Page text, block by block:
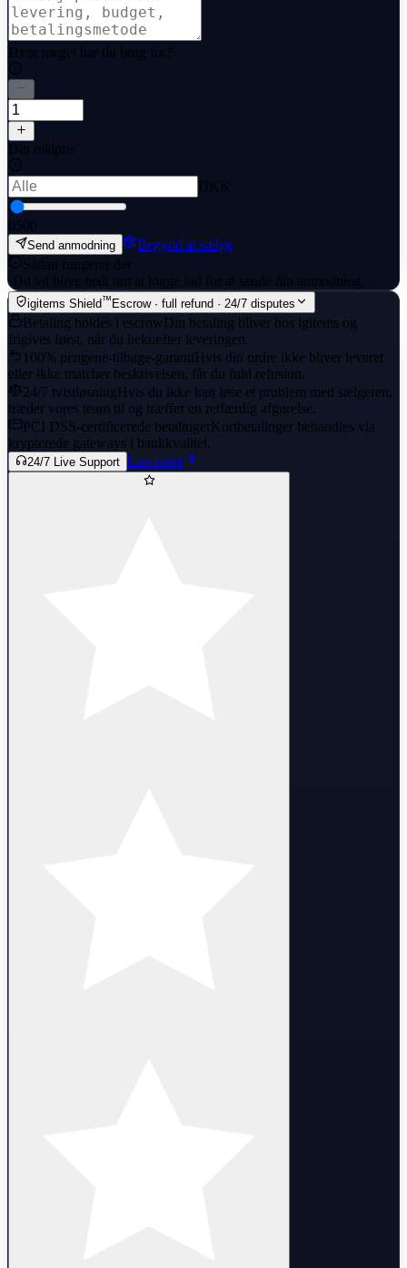
Hvor meget har du brug for?
Din målpris
DKK
0500
Send anmodning
Begynd at sælge
Sådan fungerer det
· Du vil blive bedt om at logge ind for at sende din anmodning.
igitems Shield™ Escrow · full refund · 24/7 disputes
Betaling holdes i escrowDin betaling bliver hos igitems og
frigives først, når du bekræfter leveringen.
100% pengene-tilbage-garantiHvis din ordre ikke bliver leveret
eller ikke matcher beskrivelsen, får du fuld refusion.
24/7 tvistløsningHvis du ikke kan løse et problem med sælgeren,
træder vores team til og træffer en retfærdig afgørelse.
PCI DSS-certificerede betalingerKortbetalinger behandles via
krypterede gateways i bankkvalitet.
24/7 Live Support Læs mere